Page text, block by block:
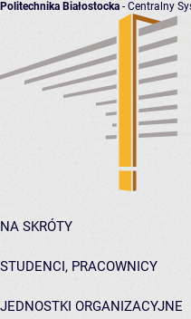
Politechnika Białostocka - Centralny
NA SKRÓTY
STUDENCI, PRACOWNICY
JEDNOSTKI ORGANIZACYJNE